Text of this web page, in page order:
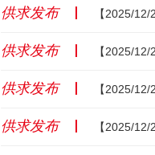
供求发布 【2025/
供求发布 【2025/
供求发布 【2025/
供求发布 【2025/